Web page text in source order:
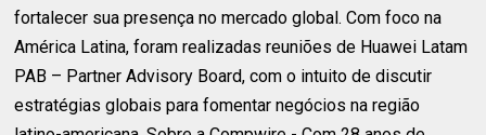
fortalecer sua presença no mercado global. Com foco na
América Latina, foram realizadas reuniões de Huawei Latam
PAB – Partner Advisory Board, com o intuito de discutir
estratégias globais para fomentar negócios na região